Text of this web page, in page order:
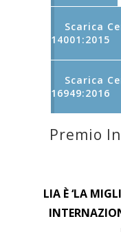
Scarica
14001:2015
Scarica
16949:2016
Premio
LIA È ‘LA